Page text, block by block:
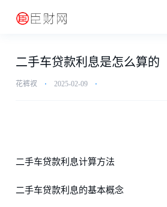
二手车贷款利息是怎么算的
花裤衩 ⋅ 2025-02-09 ⋅
二手车贷款利息计算方法
二手车贷款利息的基本概念